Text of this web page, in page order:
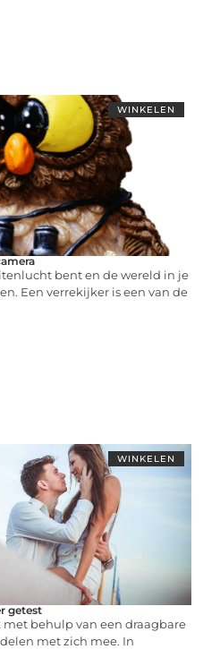
WINKELEN
bent en de wereld in je
Een verrekijker is een van de
WINKELEN
getest
behulp van een draagbare
met zich mee. In